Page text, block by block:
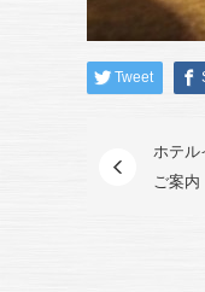
Tweet
ホテル
ご案内